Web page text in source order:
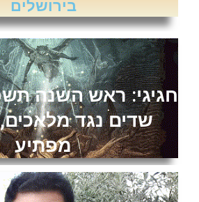
בירושלים
שדים נגד
מפתיע